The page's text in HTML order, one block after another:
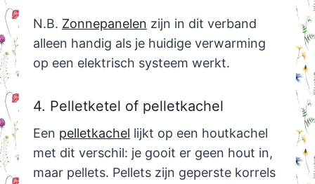
N.B. Zonnepanelen zijn in dit verband
alleen handig als je huidige verwarming
op een elektrisch systeem werkt.
4. Pelletketel of pelletkachel
Een pelletkachel lijkt op een houtkachel
met dit verschil: je gooit er geen hout in,
maar pellets. Pellets zijn geperste korrels